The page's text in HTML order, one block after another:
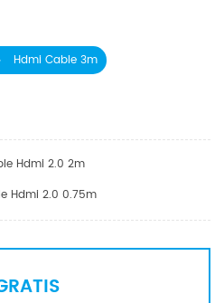
Hdmi Cable 3m
Hdmi 2.0 2m
Hdmi 2.0 0.75m